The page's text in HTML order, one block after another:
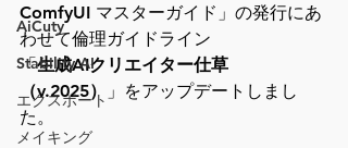
AiCuty
Stability AI
エクスポート
メイキング
ComfyUI マスターガイド」の発行にあ
わせて倫理ガイドライン
「生成AIクリエイター仕草
（v.2025） 」をアップデートしまし
た。